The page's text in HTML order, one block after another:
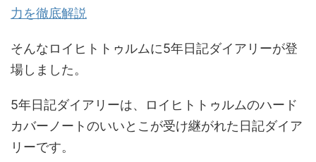
力を徹底解説
そんなロイヒトトゥルムに5年日記ダイアリーが登
場しました。
5年日記ダイアリーは、ロイヒトトゥルムのハード
カバーノートのいいとこが受け継がれた日記ダイア
リーです。